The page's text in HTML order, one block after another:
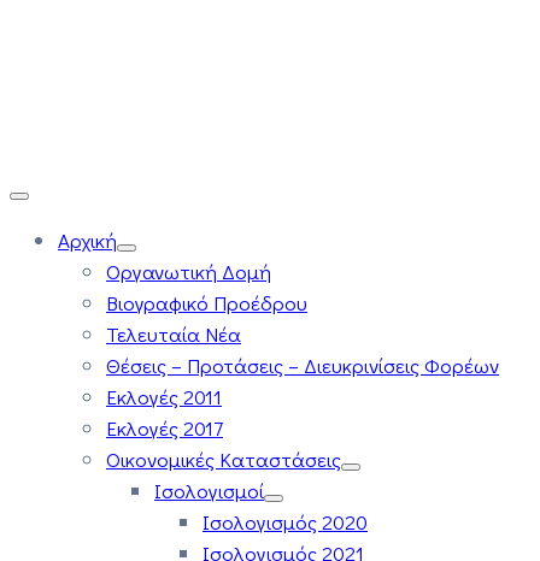
Αρχική
Οργανωτική Δομή
Βιογραφικό Προέδρου
Τελευταία Νέα
Θέσεις – Προτάσεις – Διευκρινίσεις Φορέων
Εκλογές 2011
Εκλογές 2017
Οικονομικές Καταστάσεις
Ισολογισμοί
Ισολογισμός 2020
Ισολογισμός 2021